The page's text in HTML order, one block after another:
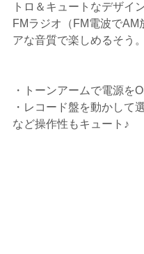
トロ＆キュートなデザイン
FMラジオ（FM電波でAM
アな音質で楽しめるそう。
・トーンアームで電源を
・レコード盤を動かして
など操作性もキュート♪